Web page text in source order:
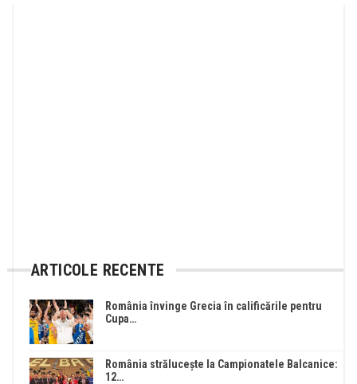
ARTICOLE RECENTE
România învinge Grecia în calificările pentru
Cupa…
România strălucește la Campionatele Balcanice:
12…